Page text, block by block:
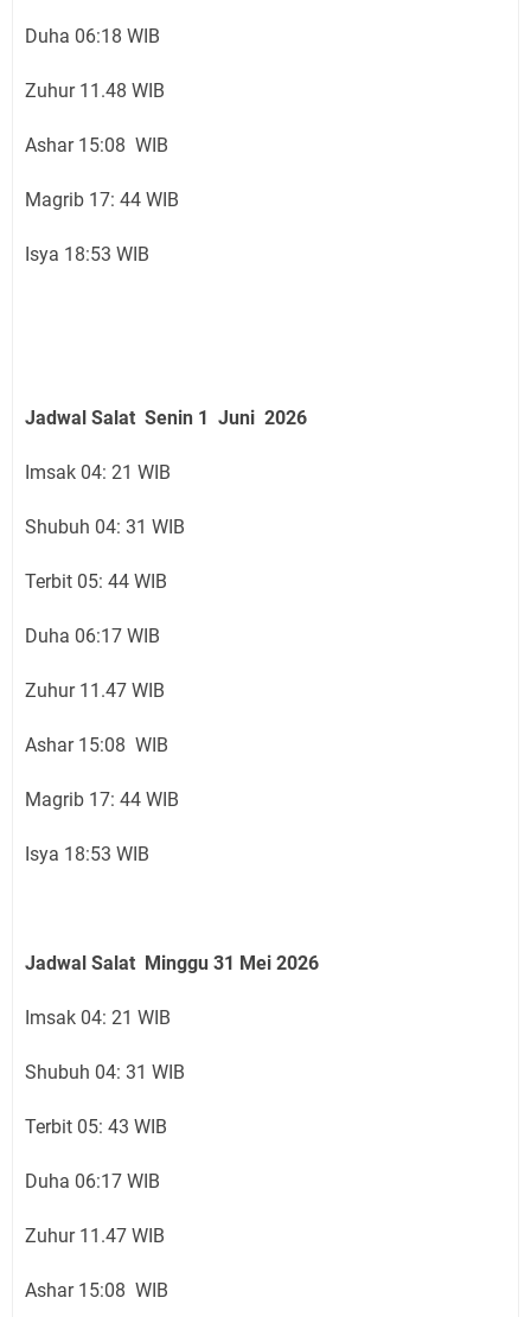
Duha 06:18 WIB
Zuhur 11.48 WIB
Ashar 15:08 WIB
Magrib 17: 44 WIB
Isya 18:53 WIB
Jadwal Salat Senin 1 Juni 2026
Imsak 04: 21 WIB
Shubuh 04: 31 WIB
Terbit 05: 44 WIB
Duha 06:17 WIB
Zuhur 11.47 WIB
Ashar 15:08 WIB
Magrib 17: 44 WIB
Isya 18:53 WIB
Jadwal Salat Minggu 31 Mei 2026
Imsak 04: 21 WIB
Shubuh 04: 31 WIB
Terbit 05: 43 WIB
Duha 06:17 WIB
Zuhur 11.47 WIB
Ashar 15:08 WIB